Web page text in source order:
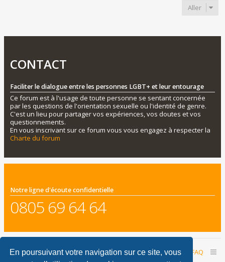
En poursuivant votre navigation sur ce site, vous
Aller
CONTACT
Faciliter le dialogue entre les personnes LGBT+ et leur entourage
Ce forum est à l'usage de toute personne se sentant concernée
par les questions de l'orientation sexuelle ou l'identité de genre.
C'est un lieu pour partager vos expériences, vos doutes et vos
questionnements.
En vous inscrivant sur ce forum vous vous engagez à respecter la
Charte du forum
Notre ligne d'écoute confidentielle
0805 69 64 64
Accueil du forum FAQ
Nous contacter